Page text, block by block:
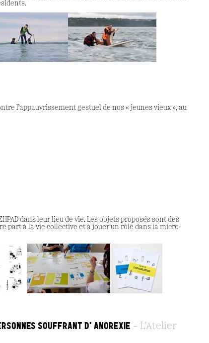
l’appauvrissement gestuel de nos « jeunes vieux », au
dans leur lieu de vie. Les objets proposés sont des
part à la vie collective et à jouer un rôle dans la micro-
SOUFFRANT D'ANOREXIE
L'Atelier